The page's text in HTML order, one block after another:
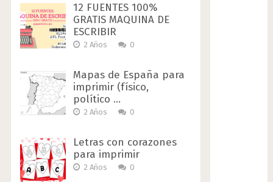
12 FUENTES 100%
GRATIS MAQUINA DE
ESCRIBIR
2 Años 0
Mapas de España para
imprimir (físico,
político …
2 Años 0
Letras con corazones
para imprimir
2 Años 0